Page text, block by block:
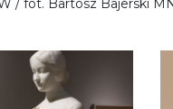
/ fot. Bartosz Bajerski